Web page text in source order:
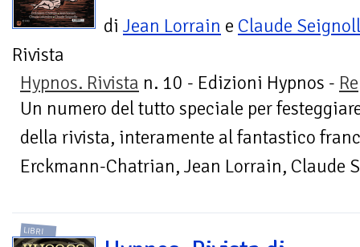
di Jean Lorrain e Claude
Rivista
Hypnos. Rivista n. 10 - Edizioni Hypnos -
Un numero del tutto speciale per
della rivista, interamente al fantastico
Erckmann-Chatrian, Jean Lorrain, Claude
LIBRI